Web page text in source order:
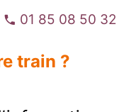
01 85 08 50 32
train ?